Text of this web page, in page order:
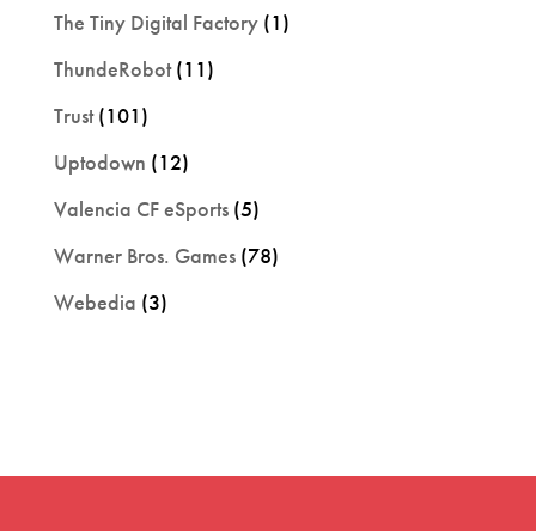
The Tiny Digital Factory(1)
ThundeRobot(11)
Trust(101)
Uptodown (12)
Valencia CF eSports(5)
Warner Bros. Games(78)
Webedia (3)